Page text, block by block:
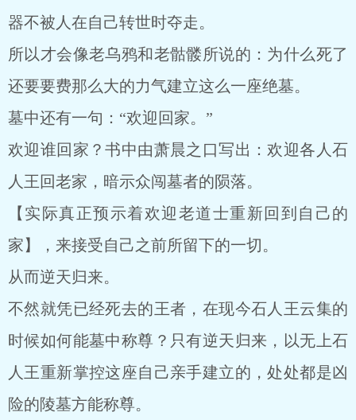
器不被人在自己转世时夺走。
所以才会像老乌鸦和老骷髅所说的：为什么死了
还要要费那么大的力气建立这么一座绝墓。
墓中还有一句：“欢迎回家。”
欢迎谁回家？书中由萧晨之口写出：欢迎各人石
人王回老家，暗示众闯墓者的陨落。
【实际真正预示着欢迎老道士重新回到自己的
家】，来接受自己之前所留下的一切。
从而逆天归来。
不然就凭已经死去的王者，在现今石人王云集的
时候如何能墓中称尊？只有逆天归来，以无上石
人王重新掌控这座自己亲手建立的，处处都是凶
险的陵墓方能称尊。